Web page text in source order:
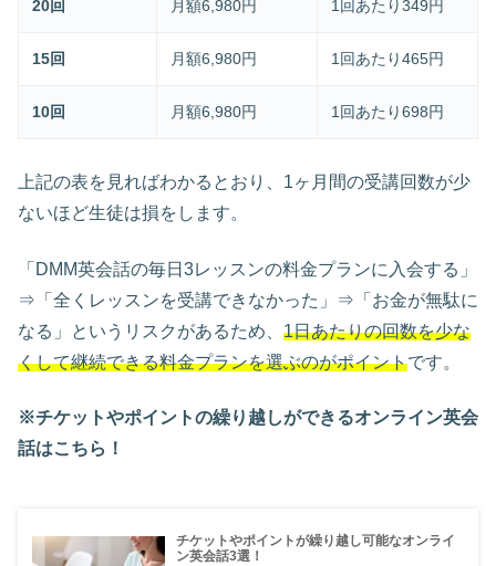
20回 月額6,980円 1回あたり349円
15回 月額6,980円 1回あたり465円
10回 月額6,980円 1回あたり698円
上記の表を見ればわかるとおり、1ヶ月間の受講回数が少
ないほど生徒は損をします。
「DMM英会話の毎日3レッスンの料金プランに入会する」
⇒「全くレッスンを受講できなかった」⇒「お金が無駄に
なる」というリスクがあるため、 1日あたりの回数を少な
くして継続できる料金プランを選ぶのがポイントです。
※チケットやポイントの繰り越しができるオンライン英会
話はこちら！
チケットやポイントが繰り越し可能なオンライ
ン英会話3選！